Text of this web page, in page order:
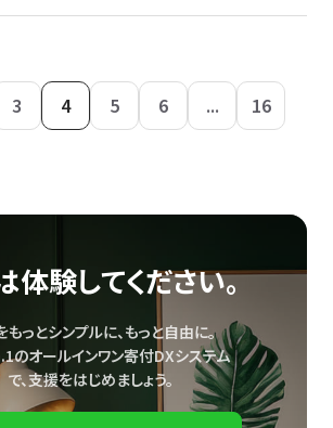
3 4 5 6 ... 16
体験してください。
っとシンプルに、もっと自由に。
のオールインワン寄付DXシステム
で、支援をはじめましょう。